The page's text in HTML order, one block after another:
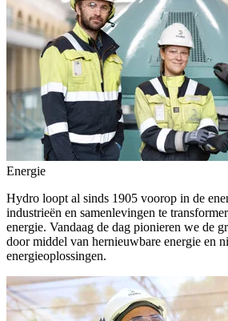
Energie
Hydro loopt al sinds 1905 voorop in de
industrieën en samenlevingen te
energie. Vandaag de dag pionieren we de
door middel van hernieuwbare energie en
energieoplossingen.